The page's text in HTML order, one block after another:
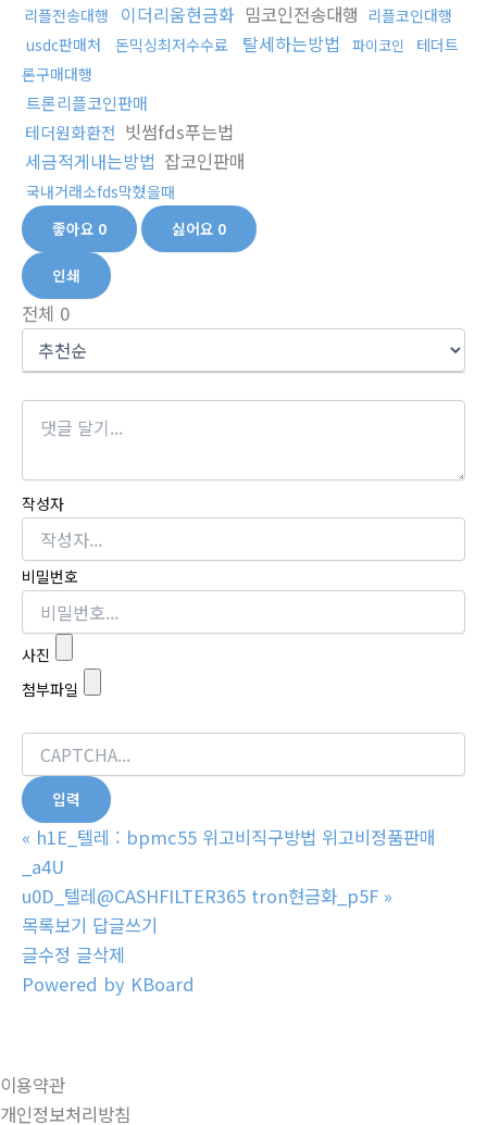
리플전송대행 이더리움현금화 밈코인전송대행 리플코인대행
usdc판매처
돈믹싱최저수수료 탈세하는방법 파이코인
테더트
론구매대행
트론리플코인판매
테더원화환전 빗썸fds푸는법
세금적게내는방법 잡코인판매
국내거래소fds막혔을때
좋아요 0 싫어요 0
인쇄
전체 0
작성자
비밀번호
사진
첨부파일
« h1E_텔레 : bpmc55 위고비직구방법 위고비정품판매
_a4U
u0D_텔레@CASHFILTER365 tron현금화_p5F »
목록보기 답글쓰기
글수정 글삭제
Powered by KBoard
이용약관
개인정보처리방침